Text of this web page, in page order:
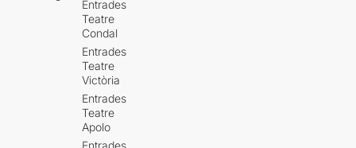
Entrades
Teatre
Condal
Entrades
Teatre
Victòria
Entrades
Teatre
Apolo